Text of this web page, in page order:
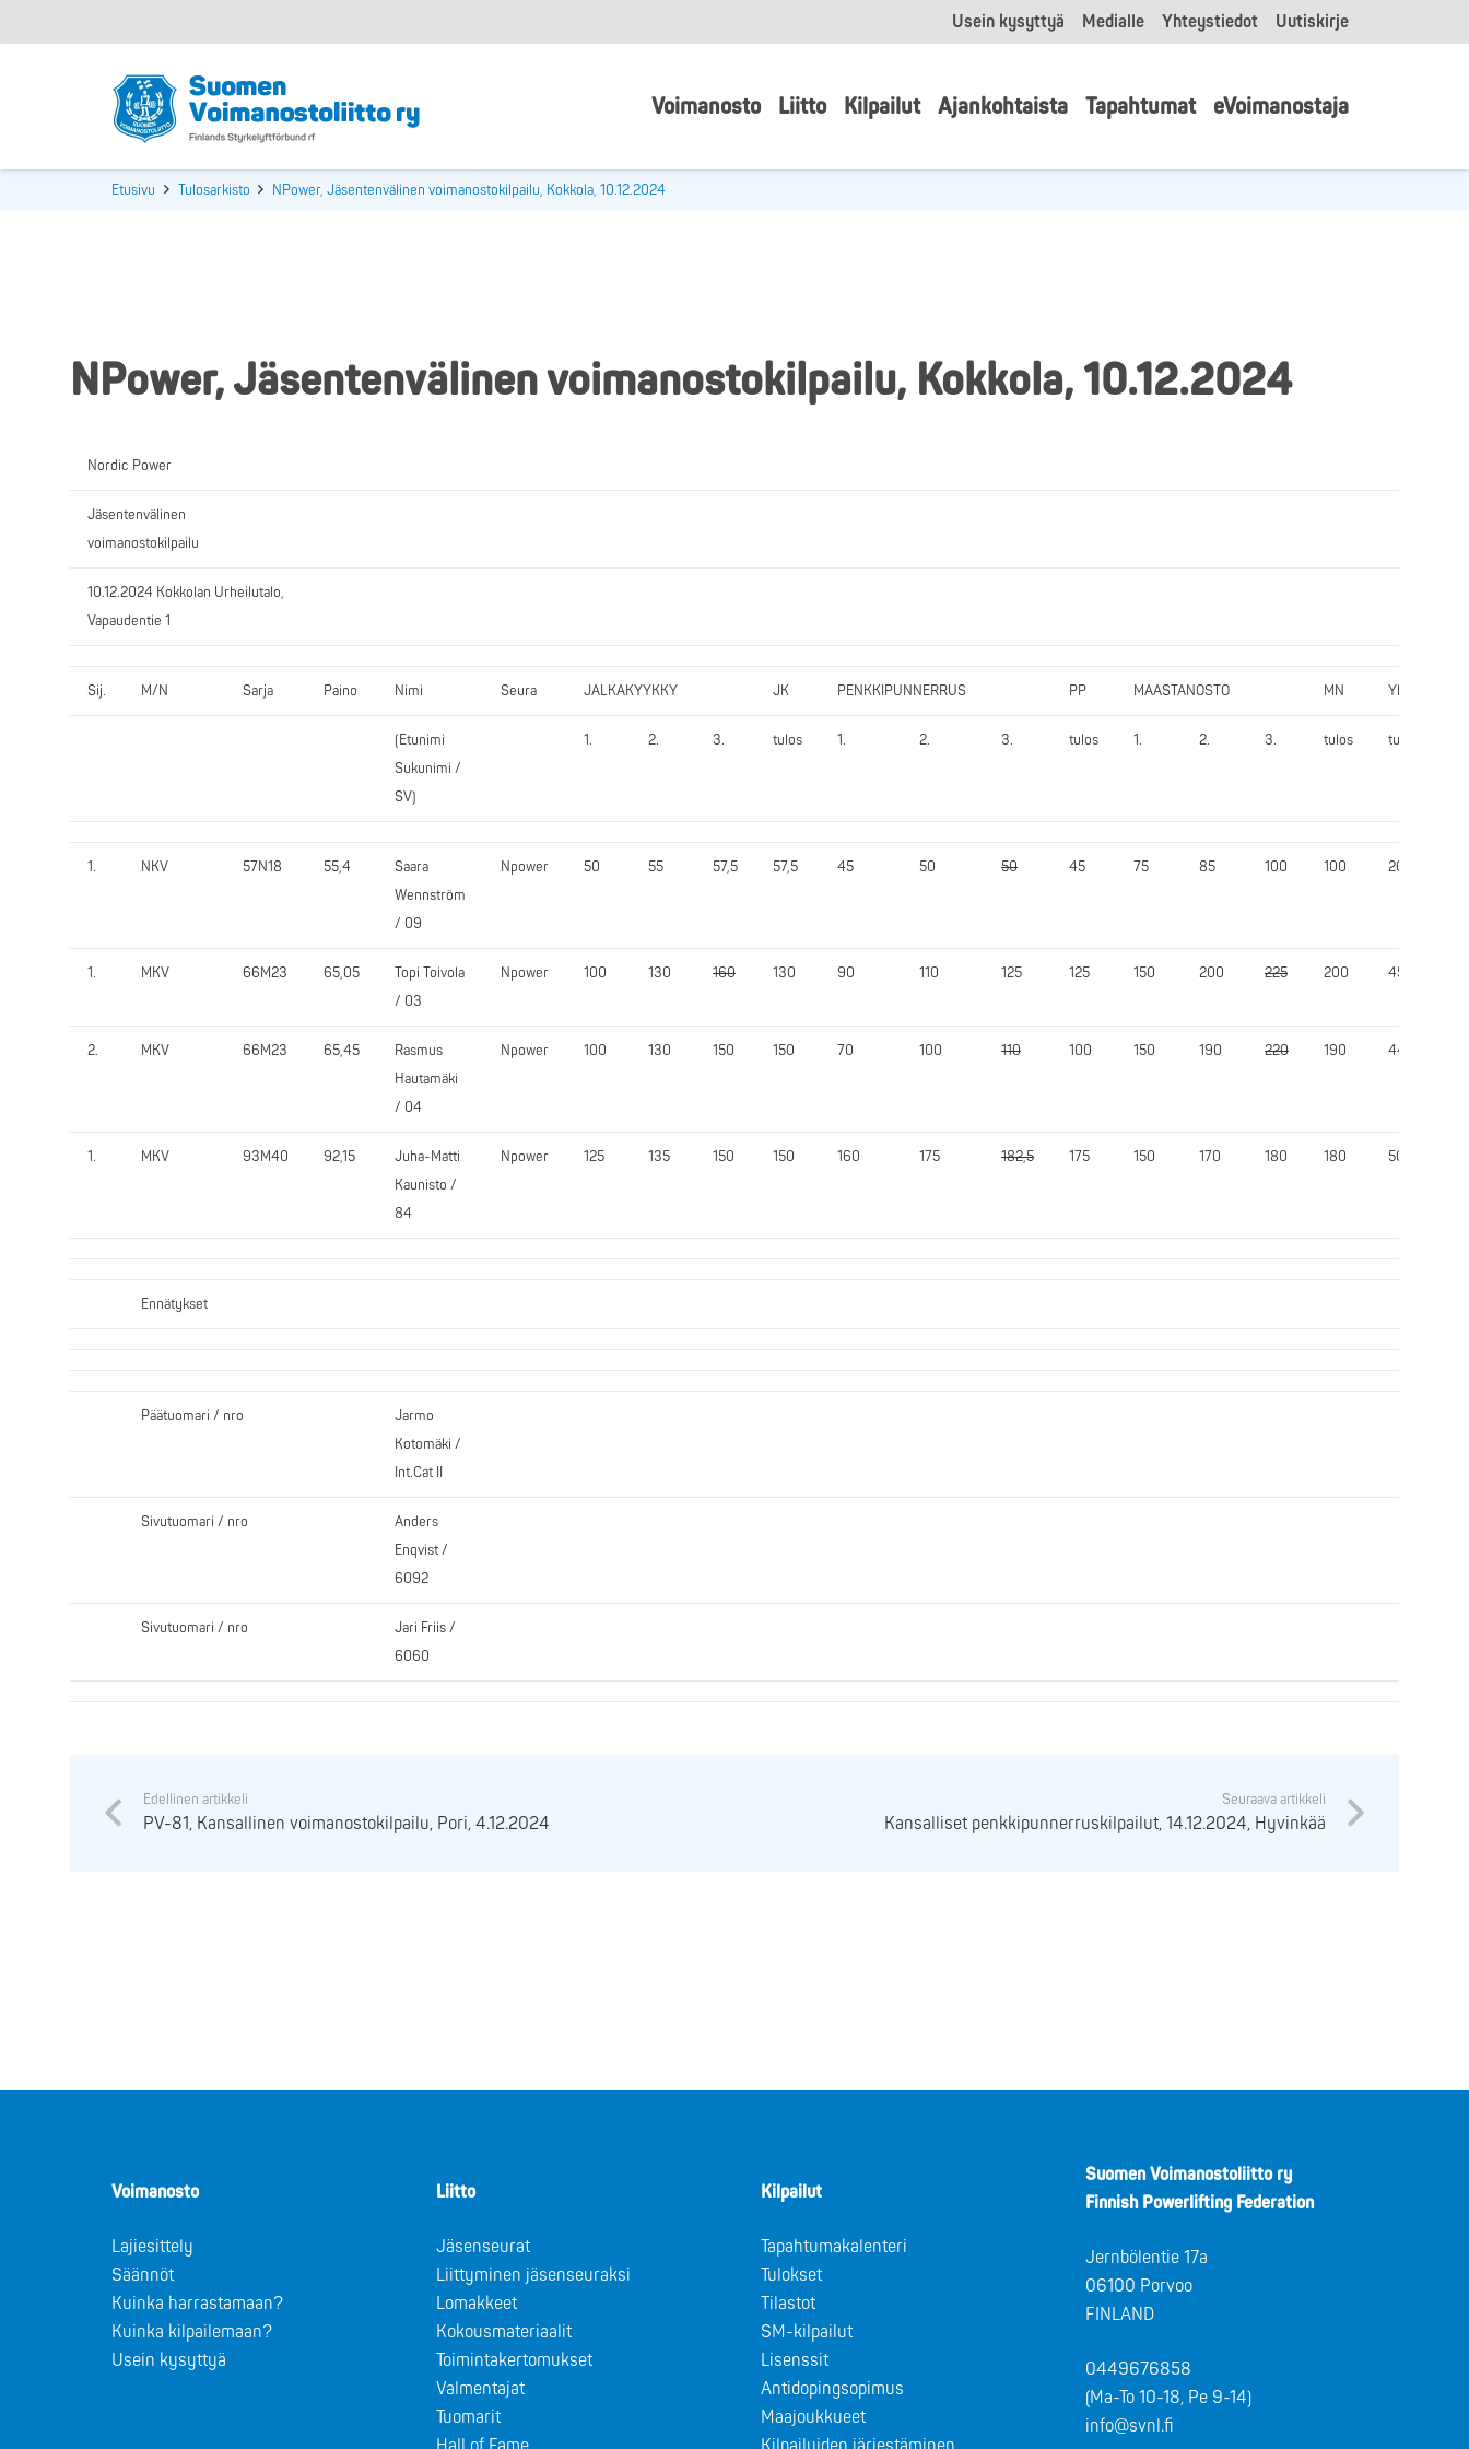
Usein kysyttyä Medialle Yhteystiedot Uutiskirje
Voimanosto Liitto Kilpailut Ajankohtaista Tapahtumat eVoimanostaja
Etusivu Tulosarkisto NPower, Jäsentenvälinen voimanostokilpailu, Kokkola, 10.12.2024
NPower, Jäsentenvälinen voimanostokilpailu, Kokkola, 10.12.2024
Nordic Power
Jäsentenvälinen
voimanostokilpailu
10.12.2024 Kokkolan Urheilutalo,
Vapaudentie 1
Sij. M/N Sarja Paino Nimi Seura JALKAKYYKKY JK PENKKIPUNNERRUS PP MAASTANOSTO MN Yht.
(Etunimi
Sukunimi /
SV)
1. 2. 3. tulos 1. 2. 3. tulos 1. 2. 3. tulos tulos
1. NKV 57N18 55,4
Saara
Wennström
/ 09
Npower 50 55 57,5 57,5 45 50 50 45 75 85 100 100 202,5
1. MKV 66M23 65,05
Topi Toivola
/ 03
Npower 100 130 160 130 90 110 125 125 150 200 225 200 455
2. MKV 66M23 65,45
Rasmus
Hautamäki
/ 04
Npower 100 130 150 150 70 100 110 100 150 190 220 190 440
1. MKV 93M40 92,15
Juha-Matti
Kaunisto /
84
Npower 125 135 150 150 160 175 182,5 175 150 170 180 180 505
Ennätykset
Päätuomari / nro
Jarmo
Kotomäki /
Int.Cat II
Sivutuomari / nro
Anders
Enqvist /
6092
Sivutuomari / nro
Jari Friis /
6060
Edellinen artikkeli
PV-81, Kansallinen voimanostokilpailu, Pori, 4.12.2024
Seuraava artikkeli
Kansalliset penkkipunnerruskilpailut, 14.12.2024, Hyvinkää
Voimanosto
Lajiesittely
Säännöt
Kuinka harrastamaan?
Kuinka kilpailemaan?
Usein kysyttyä
Liitto
Jäsenseurat
Liittyminen jäsenseuraksi
Lomakkeet
Kokousmateriaalit
Toimintakertomukset
Valmentajat
Tuomarit
Kilpailut
Tapahtumakalenteri
Tulokset
Tilastot
SM-kilpailut
Lisenssit
Antidopingsopimus
Maajoukkueet
Suomen Voimanostoliitto ry
Finnish Powerlifting Federation
Jernbölentie 17a
06100 Porvoo
FINLAND
0449676858
(Ma-To 10-18, Pe 9-14)
info@svnl.fi